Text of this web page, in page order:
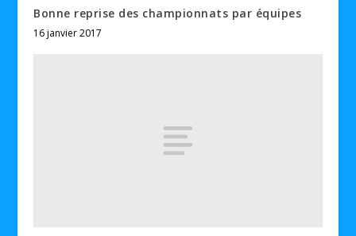
Bonne reprise des championnats par équipes
16 janvier 2017